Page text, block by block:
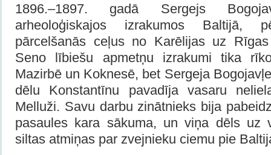
1896.–1897. gadā Sergejs
arheoloģiskajos izrakumos Baltijā,
pārcelšanās ceļus no Karēlijas uz
Seno lībiešu apmetņu izrakumi tika
Mazirbē un Koknesē, bet Sergeja
dēlu Konstantīnu pavadīja vasaru
Melluži. Savu darbu zinātnieks bija
pasaules kara sākuma, un viņa dēls uz
siltas atmiņas par zvejnieku ciemu pie